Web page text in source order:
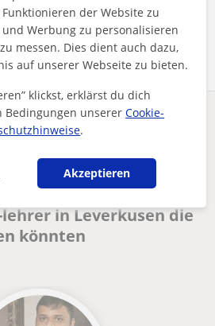
einen Fehler?
Leverkusen
ages either online or in c...
in Leverkusen die
könnten
der Website zu
Werbung zu personalisieren
messen. Dies dient auch dazu,
auf unserer Webseite zu bieten.
klickst, erklärst du dich
Bedingungen unsererCookie-
.
Akzeptieren